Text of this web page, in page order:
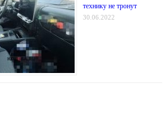
технику не тронут
30.06.2022